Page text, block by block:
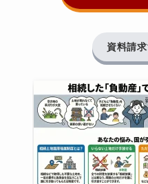
資料請